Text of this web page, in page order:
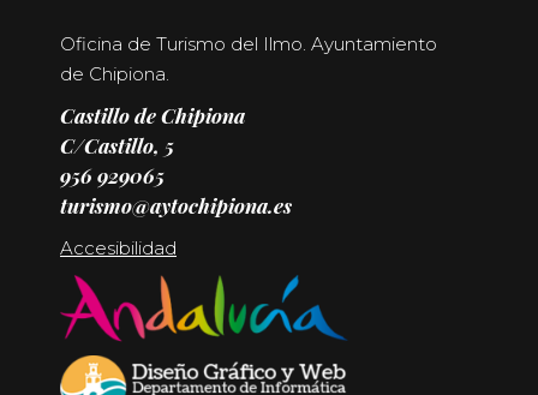
Oficina de Turismo del Ilmo. Ayuntamiento
de Chipiona.
Castillo de Chipiona
C/Castillo, 5
956 929065
turismo@aytochipiona.es
Accesibilidad